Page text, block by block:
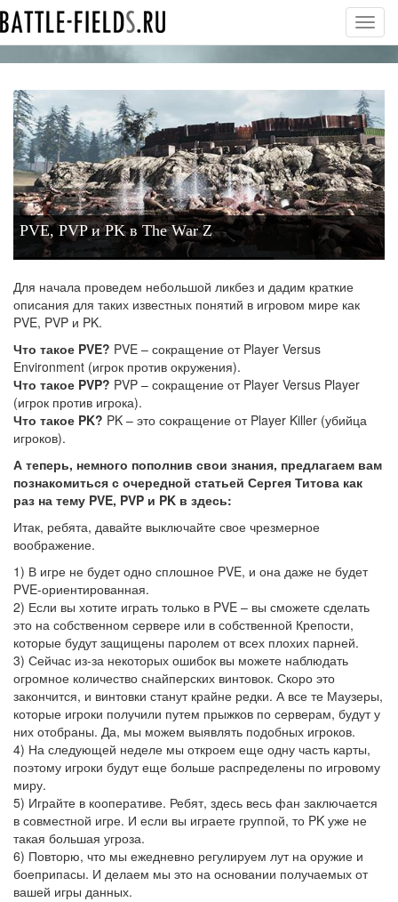
PVE, PVP и PK в The War Z
Для начала проведем небольшой ликбез и дадим краткие
описания для таких известных понятий в игровом мире как
PVE, PVP и PK.
Что такое PVE? PVE – сокращение от Player Versus
Environment (игрок против окружения).
Что такое PVP? PVP – сокращение от Player Versus Player
(игрок против игрока).
Что такое PK? PK – это сокращение от Player Killer (убийца
игроков).
А теперь, немного пополнив свои знания, предлагаем вам
познакомиться с очередной статьей Сергея Титова как
раз на тему PVE, PVP и PK в здесь:
Итак, ребята, давайте выключайте свое чрезмерное
воображение.
1) В игре не будет одно сплошное PVE, и она даже не будет
PVE-ориентированная.
2) Если вы хотите играть только в PVE – вы сможете сделать
это на собственном сервере или в собственной Крепости,
которые будут защищены паролем от всех плохих парней.
3) Сейчас из-за некоторых ошибок вы можете наблюдать
огромное количество снайперских винтовок. Скоро это
закончится, и винтовки станут крайне редки. А все те Маузеры,
которые игроки получили путем прыжков по серверам, будут у
них отобраны. Да, мы можем выявлять подобных игроков.
4) На следующей неделе мы откроем еще одну часть карты,
поэтому игроки будут еще больше распределены по игровому
миру.
5) Играйте в кооперативе. Ребят, здесь весь фан заключается
в совместной игре. И если вы играете группой, то PK уже не
такая большая угроза.
6) Повторю, что мы ежедневно регулируем лут на оружие и
боеприпасы. И делаем мы это на основании получаемых от
вашей игры данных.